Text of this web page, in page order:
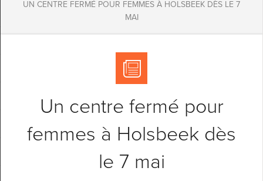
UN CENTRE FERMÉ POUR FEMMES À HOLSBEEK DÈS LE 7
MAI
Un centre fermé pour
femmes à Holsbeek dès
le 7 mai